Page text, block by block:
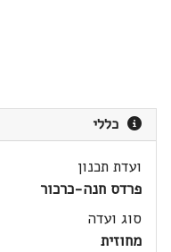
כללי
ועדת תכנון
פרדס חנה-כרכור
סוג ועדה
מחוזית